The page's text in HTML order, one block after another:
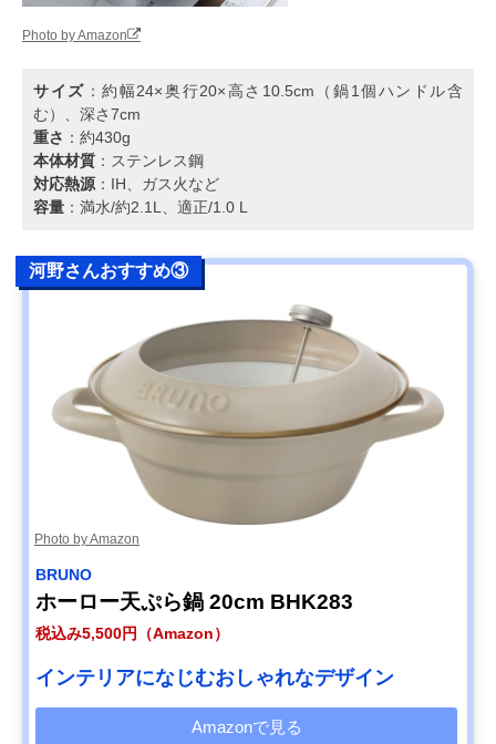
Photo by Amazon
サイズ ：約幅24×奥行20×高さ10.5cm（鍋1個ハンドル含
む）、深さ7cm
重さ ：約430g
本体材質 ：ステンレス鋼
対応熱源 ：IH、ガス火など
容量 ：満水/約2.1L、適正/1.0 L
河野さんおすすめ③
Photo by Amazon
BRUNO
ホーロー天ぷら鍋 20cm BHK283
税込み5,500円（Amazon）
インテリアになじむおしゃれなデザイン
Amazonで見る